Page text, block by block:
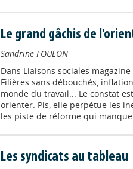
Le grand gâchis de
Sandrine FOULON
Dans Liaisons sociales magazine
Filières sans débouchés,
monde du travail... Le constat
orienter. Pis, elle perpétue les
les piste de réforme qui
Les syndicats au tableau